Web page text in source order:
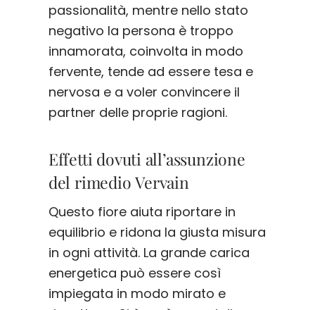
passionalità, mentre nello stato
negativo la persona è troppo
innamorata, coinvolta in modo
fervente, tende ad essere tesa e
nervosa e a voler convincere il
partner delle proprie ragioni.
Effetti dovuti all’assunzione
del rimedio Vervain
Questo fiore aiuta riportare in
equilibrio e ridona la giusta misura
in ogni attività. La grande carica
energetica può essere così
impiegata in modo mirato e